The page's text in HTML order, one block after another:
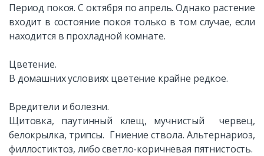
Период покоя. С октября по апрель. Однако растение
входит в состояние покоя только в том случае, если
находится в прохладной комнате.
Цветение.
В домашних условиях цветение крайне редкое.
Вредители и болезни.
Щитовка, паутинный клещ, мучнистый червец,
белокрылка, трипсы. Гниение ствола. Альтернариоз,
филлостиктоз, либо светло-коричневая пятнистость.